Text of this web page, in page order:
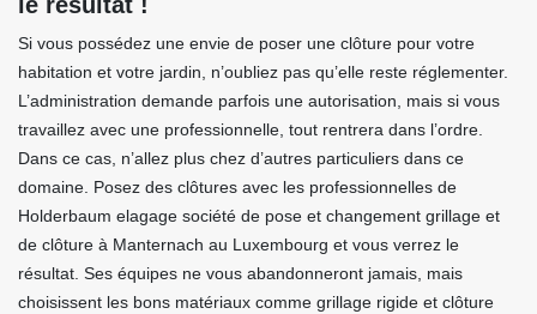
Si vous possédez une envie de poser une clôture pour votre
habitation et votre jardin, n’oubliez pas qu’elle reste réglementer.
L’administration demande parfois une autorisation, mais si vous
travaillez avec une professionnelle, tout rentrera dans l’ordre.
Dans ce cas, n’allez plus chez d’autres particuliers dans ce
domaine. Posez des clôtures avec les professionnelles de
Holderbaum elagage société de pose et changement grillage et
de clôture à Manternach au Luxembourg et vous verrez le
résultat. Ses équipes ne vous abandonneront jamais, mais
choisissent les bons matériaux comme grillage rigide et clôture